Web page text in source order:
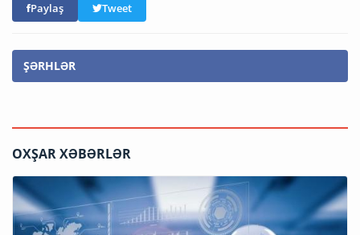
Paylaş Tweet
ŞƏRHLƏR
OXŞAR XƏBƏRLƏR